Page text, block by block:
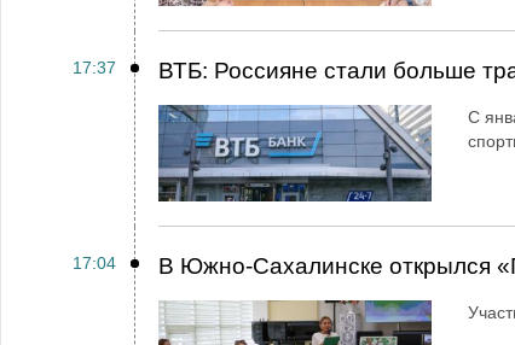
17:37 ВТБ: Россияне стали больше
С
17:04 В Южно-Сахалинске открылся